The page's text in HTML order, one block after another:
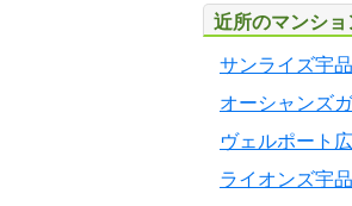
近所のマンシ
サンライズ宇品
オーシャンズ
ヴェルポート
ライオンズ宇